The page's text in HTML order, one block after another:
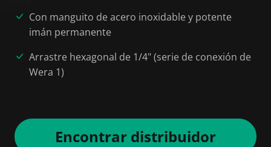
Con manguito de acero inoxidable y potente
imán permanente
Arrastre hexagonal de 1/4" (serie de conexión de
Wera 1)
Encontrar distribuidor